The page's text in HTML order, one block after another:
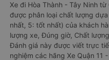
Xe đi Hòa Thành - Tây Ninh
được phân loại chất lượng
nhất, 5: tốt nhất) của khách
lượng xe, Đúng giờ, Chất
Đánh giá này được viết trực
nghiệm các hãng Xe Quận 11